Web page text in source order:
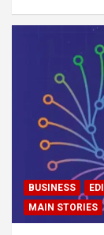
BUSINESS
MAIN STORIES